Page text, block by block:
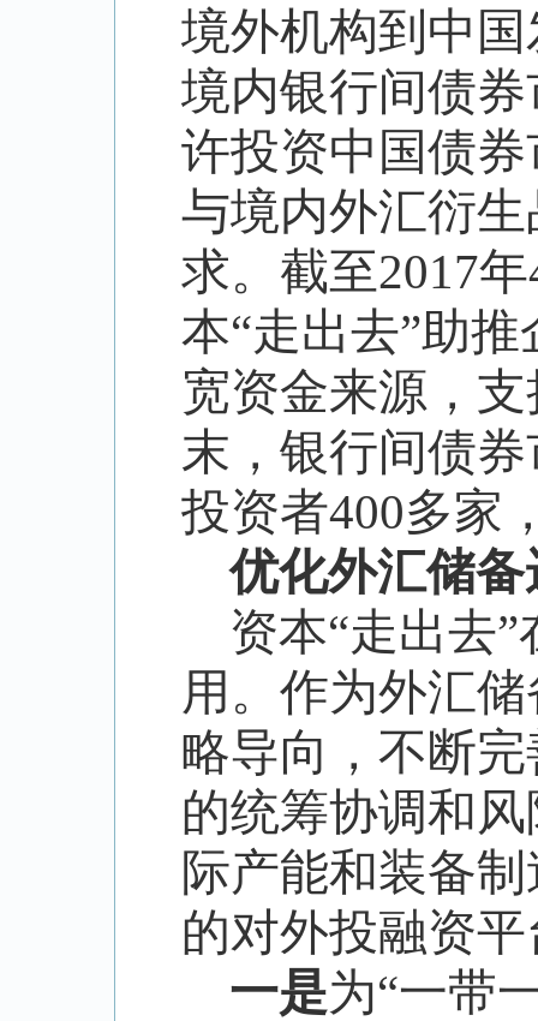
境外机构到中
境内银行间债
许投资中国债
与境内外汇衍
求。截至2017年
本“走出去”助推
宽资金来源，
末，银行间债
投资者400多家
优化外汇储
资本“走出去”
用。作为外汇
略导向，不断
的统筹协调和
际产能和装备
的对外投融资
一是为“一带